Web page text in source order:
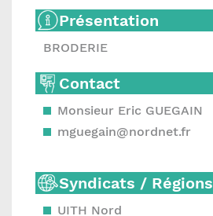
Présentation
BRODERIE
Contact
Monsieur Eric GUEGAIN
mguegain@nordnet.fr
Syndicats / Régions
UITH Nord